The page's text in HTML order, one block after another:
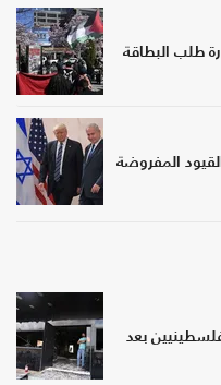
طلب البطاقة
المفروضة
بعد